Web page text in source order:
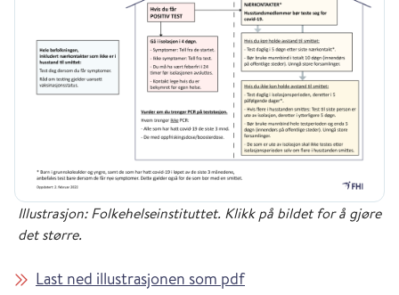
Illustrasjon: Folkehelseinstituttet. Klikk på bildet for å gjøre
det større.
Last ned illustrasjonen som pdf